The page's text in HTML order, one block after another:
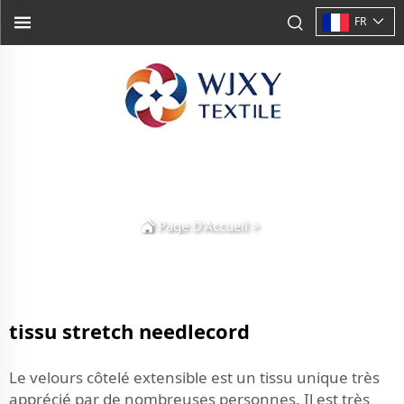
FR
Page D'Accueil>
tissu stretch needlecord
Le velours côtelé extensible est un tissu unique très
apprécié par de nombreuses personnes. Il est très